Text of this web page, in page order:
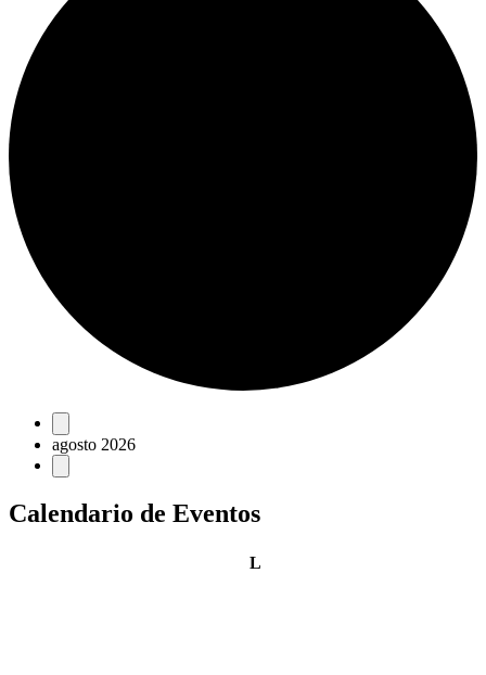
Eventos
agosto 2026
Calendario de Eventos
Llunes